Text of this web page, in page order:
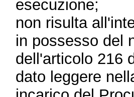
esecuzione;
non risulta
in possesso del
dell'articolo 216
dato leggere